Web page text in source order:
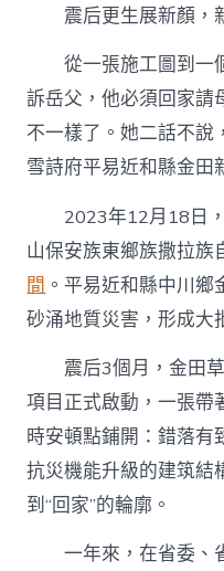
震后更生展新顏，
從一張施工圖到一
訴岳父，他必須回家請
不一樣了。她二話不說
雪詩府平易近和縣金田
2023年12月18日
山保安族東鄉族撒拉族
間 。平易近和縣中川
砂涌地質災害，形成大
震后3個月，金田
項目正式啟動，一張帶
時安頓點鋪開：錯落有
抗災機能升級的建筑結
到“回家”的輪廓。
一年來，在省委、